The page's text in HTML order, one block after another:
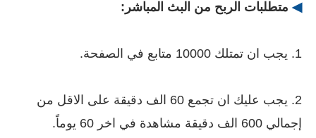
◀ متطلبات الربح من البث المباشر:
1. يجب ان تمتلك 10000 متابع في الصفحة.
2. يجب عليك ان تجمع 60 الف دقيقة على الاقل من
إجمالي 600 الف دقيقة مشاهدة في اخر 60 يوماً.